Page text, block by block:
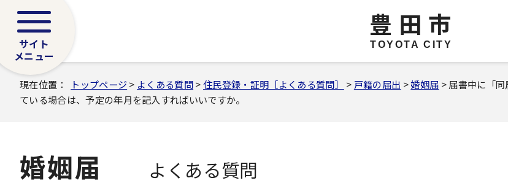
豊田市
TOYOTA CITY
サイト
メニュー
現在位置： トップページ > よくある質問>住民登録・証明［よくある質問］ > 戸籍の届出 >婚姻届 > 届書中に「
ている場合は、予定の年月を記入すればいいですか。
婚姻届 よくある質問